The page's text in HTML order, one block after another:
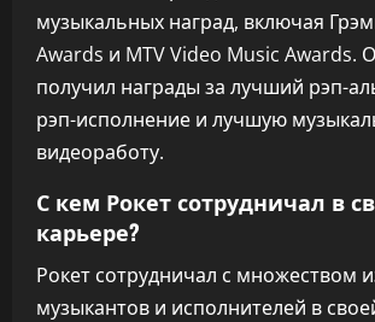
музыкальных наград, включая
Awards и MTV Video Music Awards.
получил награды за лучший рэп-
рэп-исполнение и лучшую
видеоработу.
С кем Рокет сотрудничал в
карьере?
Рокет сотрудничал с множеством
музыкантов и исполнителей в